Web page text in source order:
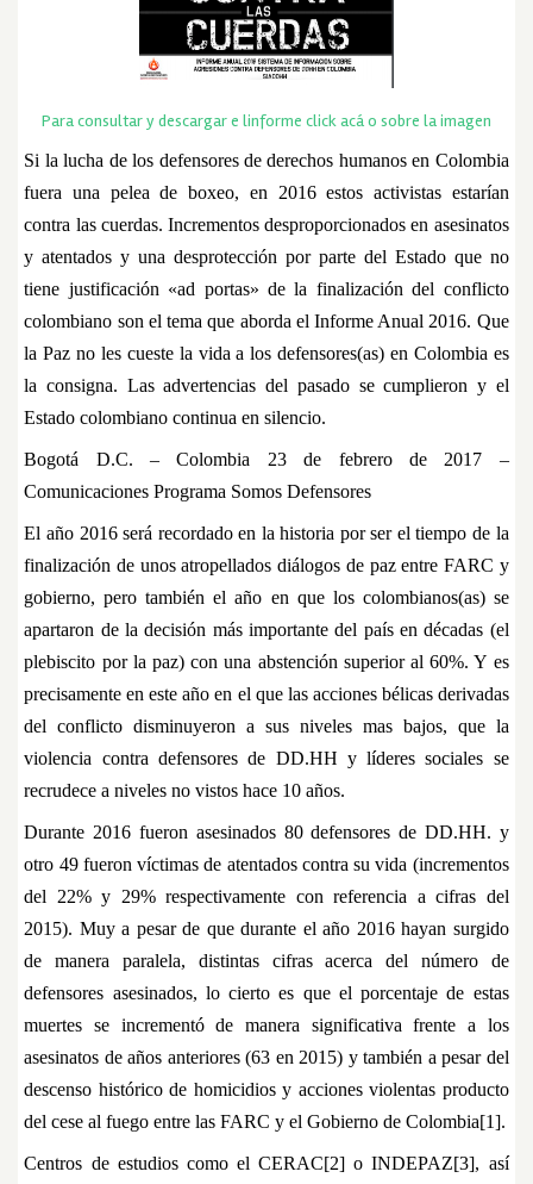
Para consultar y descargar e linforme click acá o sobre la imagen
Si la lucha de los defensores de derechos humanos en Colombia
fuera una pelea de boxeo, en 2016 estos activistas estarían
contra las cuerdas. Incrementos desproporcionados en asesinatos
y atentados y una desprotección por parte del Estado que no
tiene justificación «ad portas» de la finalización del conflicto
colombiano son el tema que aborda el Informe Anual 2016. Que
la Paz no les cueste la vida a los defensores(as) en Colombia es
la consigna. Las advertencias del pasado se cumplieron y el
Estado colombiano continua en silencio.
Bogotá D.C. – Colombia 23 de febrero de 2017 –
Comunicaciones Programa Somos Defensores
El año 2016 será recordado en la historia por ser el tiempo de la
finalización de unos atropellados diálogos de paz entre FARC y
gobierno, pero también el año en que los colombianos(as) se
apartaron de la decisión más importante del país en décadas (el
plebiscito por la paz) con una abstención superior al 60%. Y es
precisamente en este año en el que las acciones bélicas derivadas
del conflicto disminuyeron a sus niveles mas bajos, que la
violencia contra defensores de DD.HH y líderes sociales se
recrudece a niveles no vistos hace 10 años.
Durante 2016 fueron asesinados 80 defensores de DD.HH. y
otro 49 fueron víctimas de atentados contra su vida (incrementos
del 22% y 29% respectivamente con referencia a cifras del
2015). Muy a pesar de que durante el año 2016 hayan surgido
de manera paralela, distintas cifras acerca del número de
defensores asesinados, lo cierto es que el porcentaje de estas
muertes se incrementó de manera significativa frente a los
asesinatos de años anteriores (63 en 2015) y también a pesar del
descenso histórico de homicidios y acciones violentas producto
del cese al fuego entre las FARC y el Gobierno de Colombia[1].
Centros de estudios como el CERAC[2] o INDEPAZ[3], así